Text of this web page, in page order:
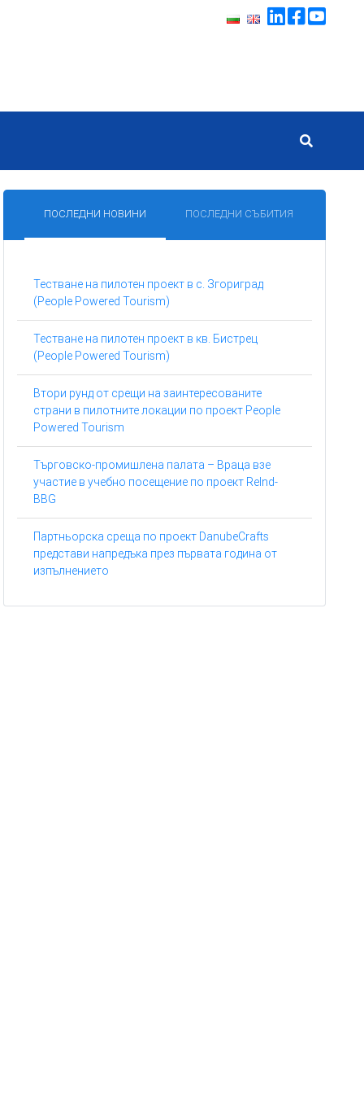
ПОСЛЕДНИ НОВИНИ ПОСЛЕДНИ СЪБИТИЯ
Тестване на пилотен проект в с. Згориград
(People Powered Tourism)
Тестване на пилотен проект в кв. Бистрец
(People Powered Tourism)
Втори рунд от срещи на заинтересованите
страни в пилотните локации по проект People
Powered Tourism
Търговско-промишлена палата – Враца взе
участие в учебно посещение по проект ReInd-
BBG
Партньорска среща по проект DanubeCrafts
представи напредъка през първата година от
изпълнението